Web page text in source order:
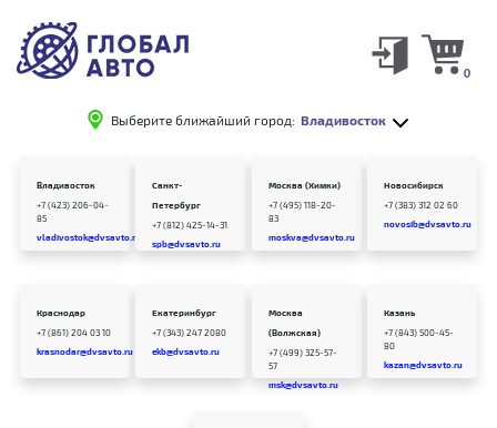
Выберите ближайший город: Владивосток
0
Владивосток
+7 (423) 206-04-
85
vladivostok@dvsavto.ru
Санкт-
Петербург
+7 (812) 425-14-31
spb@dvsavto.ru
Москва (Химки)
+7 (495) 118-20-
83
moskva@dvsavto.ru
Новосибирск
+7 (383) 312 02 60
novosib@dvsavto.ru
Краснодар
+7 (861) 204 03 10
krasnodar@dvsavto.ru
Екатеринбург
+7 (343) 247 2080
ekb@dvsavto.ru
Москва
(Волжская)
+7 (499) 325-57-
57
msk@dvsavto.ru
Казань
+7 (843) 500-45-
80
kazan@dvsavto.ru